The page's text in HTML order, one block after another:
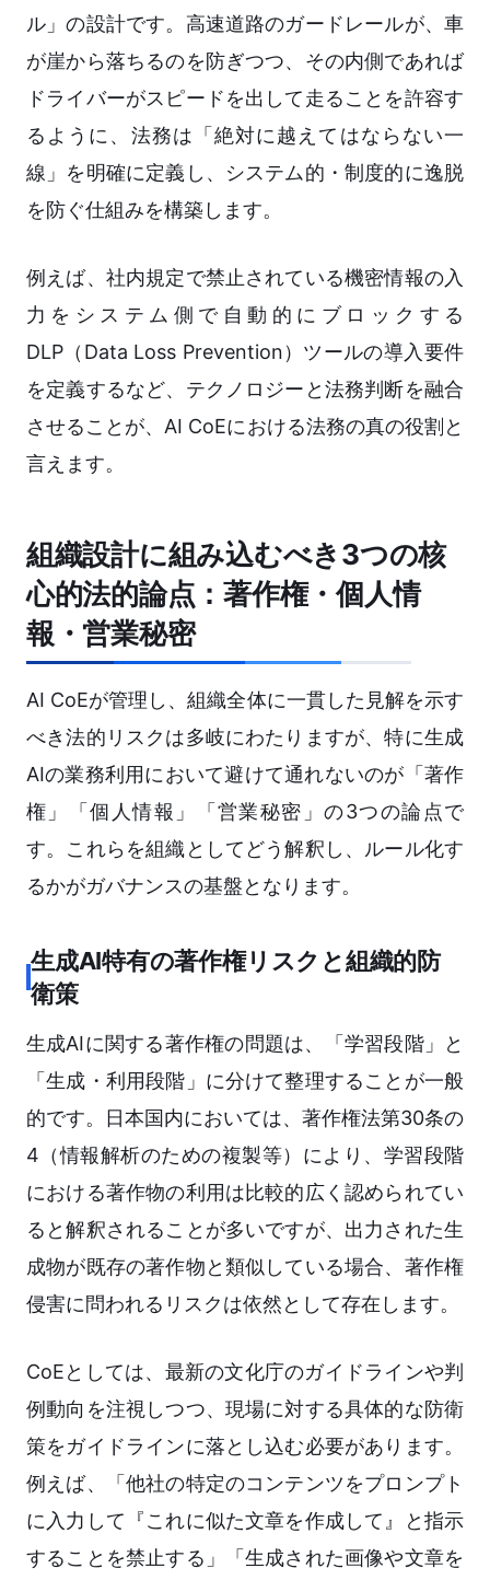
ル」の設計です。高速道路のガードレールが、車
が崖から落ちるのを防ぎつつ、その内側であれば
ドライバーがスピードを出して走ることを許容す
るように、法務は「絶対に越えてはならない一
線」を明確に定義し、システム的・制度的に逸脱
を防ぐ仕組みを構築します。
例えば、社内規定で禁止されている機密情報の入
力をシステム側で自動的にブロックする
DLP（Data Loss Prevention）ツールの導入要件
を定義するなど、テクノロジーと法務判断を融合
させることが、AI CoEにおける法務の真の役割と
言えます。
組織設計に組み込むべき3つの核
心的法的論点：著作権・個人情
報・営業秘密
AI CoEが管理し、組織全体に一貫した見解を示す
べき法的リスクは多岐にわたりますが、特に生成
AIの業務利用において避けて通れないのが「著作
権」「個人情報」「営業秘密」の3つの論点で
す。これらを組織としてどう解釈し、ルール化す
るかがガバナンスの基盤となります。
生成AI特有の著作権リスクと組織的防
衛策
生成AIに関する著作権の問題は、「学習段階」と
「生成・利用段階」に分けて整理することが一般
的です。日本国内においては、著作権法第30条の
4（情報解析のための複製等）により、学習段階
における著作物の利用は比較的広く認められてい
ると解釈されることが多いですが、出力された生
成物が既存の著作物と類似している場合、著作権
侵害に問われるリスクは依然として存在します。
CoEとしては、最新の文化庁のガイドラインや判
例動向を注視しつつ、現場に対する具体的な防衛
策をガイドラインに落とし込む必要があります。
例えば、「他社の特定のコンテンツをプロンプト
に入力して『これに似た文章を作成して』と指示
することを禁止する」「生成された画像や文章を